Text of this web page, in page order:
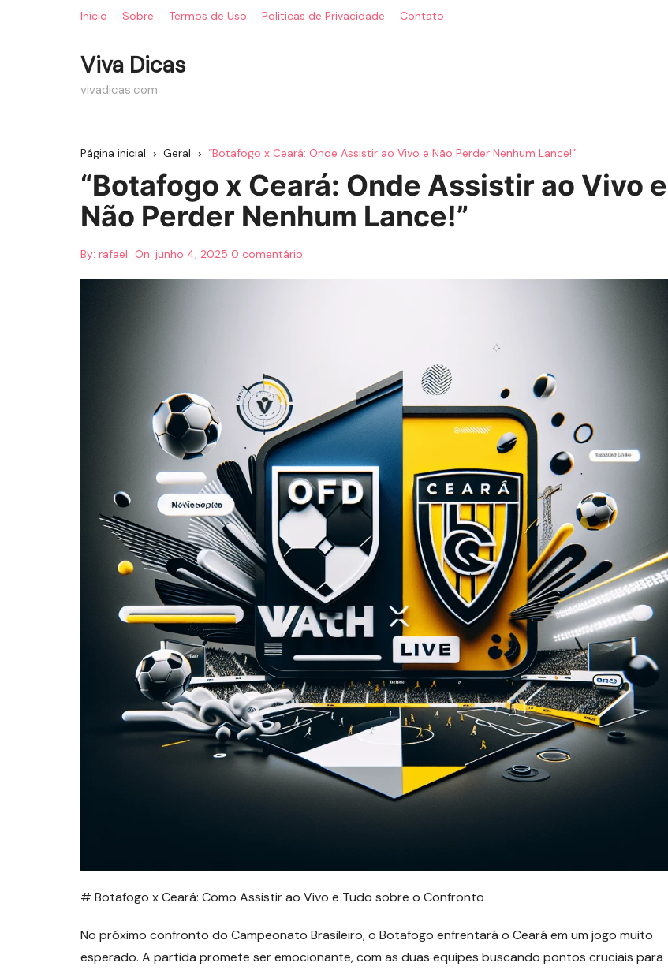
Início Sobre Termos de Uso Politicas de Privacidade Contato
Viva Dicas
vivadicas.com
Página inicial Geral “Botafogo x Ceará: Onde Assistir ao Vivo e Não Perder Nenhum Lance!”
“Botafogo x Ceará: Onde Assistir ao Vivo e
Não Perder Nenhum Lance!”
By: rafael On: junho 4, 2025 0 comentário
# Botafogo x Ceará: Como Assistir ao Vivo e Tudo sobre o Confronto
No próximo confronto do Campeonato Brasileiro, o Botafogo enfrentará o Ceará em um jogo muito
esperado. A partida promete ser emocionante, com as duas equipes buscando pontos cruciais para